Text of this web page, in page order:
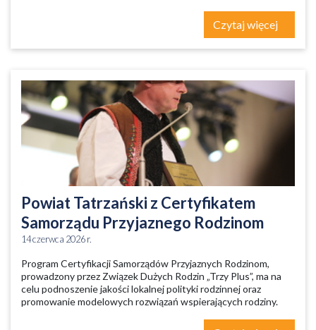
Czytaj więcej
Powiat Tatrzański z Certyfikatem
Samorządu Przyjaznego Rodzinom
14 czerwca 2026 r.
Program Certyfikacji Samorządów Przyjaznych Rodzinom,
prowadzony przez Związek Dużych Rodzin „Trzy Plus”, ma na
celu podnoszenie jakości lokalnej polityki rodzinnej oraz
promowanie modelowych rozwiązań wspierających rodziny.